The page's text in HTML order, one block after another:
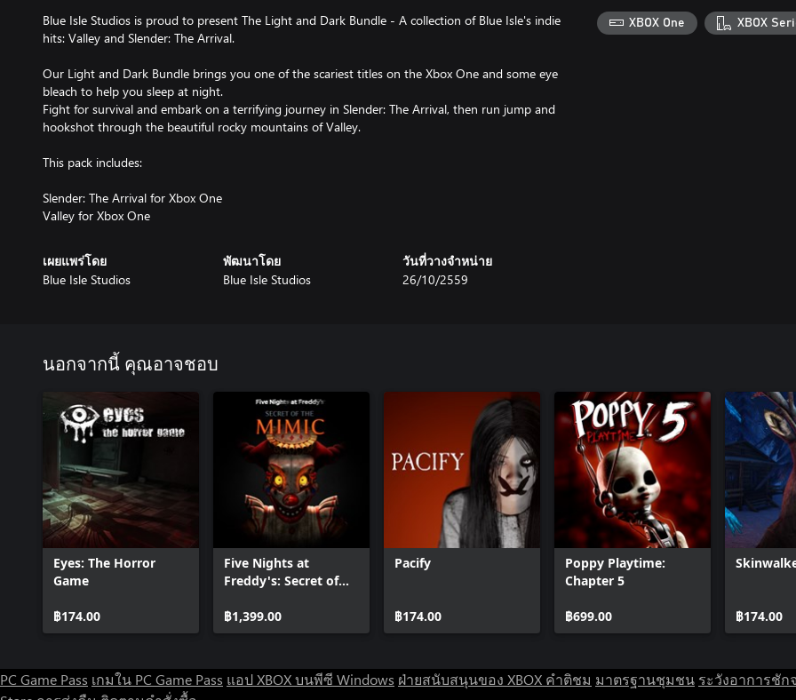
Blue Isle Studios is proud to present The Light and Dark Bundle - A collection of Blue Isle's indie
hits: Valley and Slender: The Arrival.
Our Light and Dark Bundle brings you one of the scariest titles on the Xbox One and some eye
bleach to help you sleep at night.
Fight for survival and embark on a terrifying journey in Slender: The Arrival, then run jump and
hookshot through the beautiful rocky mountains of Valley.
This pack includes:
Slender: The Arrival for Xbox One
Valley for Xbox One
เผยแพร่โดย
Blue Isle Studios
พัฒนาโดย
Blue Isle Studios
วันที่วางจำหน่าย
26/10/2559
XBOX One XBOX
นอกจากนี้ คุณอาจชอบ
Eyes: The Horror
Game
฿174.00
Five Nights at
Freddy's: Secret of
฿1,399.00
Pacify
฿174.00
Poppy Playtime:
Chapter 5
฿699.00 ฿174.00
PC Game Pass เกมใน PC Game Pass แอป XBOX บนพีซี Windows ฝ่ายสนับสนุนของ XBOX คำติชม มาตรฐานชุมชน ระวังอาการชัก